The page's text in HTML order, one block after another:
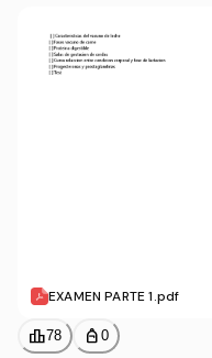
EXAMEN PARTE 1.pdf
leaderboard78 personal_bag 0